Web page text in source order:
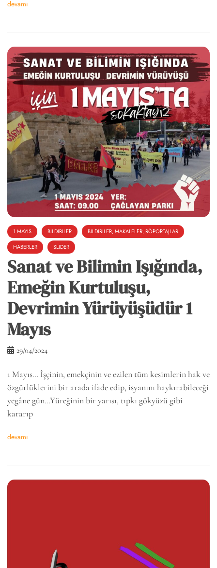
devamı
1 MAYIS BILDIRILER
BILDIRILER, MAKALELER, RÖPORTAJLAR
HABERLER
SLIDER
Sanat ve Bilimin Işığında,
Emeğin Kurtuluşu,
Devrimin Yürüyüşüdür 1
Mayıs
29/04/2024
1 Mayıs… İşçinin, emekçinin ve ezilen tüm kesimlerin hak ve
özgürlüklerini bir arada ifade edip, isyanını haykırabileceği
yegâne gün…Yüreğinin bir yarısı, tıpkı gökyüzü gibi
kararıp
devamı